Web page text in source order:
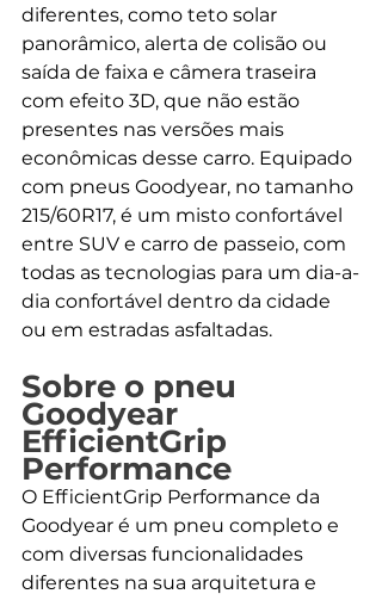
diferentes, como teto solar
panorâmico, alerta de colisão ou
saída de faixa e câmera traseira
com efeito 3D, que não estão
presentes nas versões mais
econômicas desse carro. Equipado
com pneus Goodyear, no tamanho
215/60R17, é um misto confortável
entre SUV e carro de passeio, com
todas as tecnologias para um dia-a-
dia confortável dentro da cidade
ou em estradas asfaltadas.
Sobre o pneu
Goodyear
EfficientGrip
Performance
O EfficientGrip Performance da
Goodyear é um pneu completo e
com diversas funcionalidades
diferentes na sua arquitetura e